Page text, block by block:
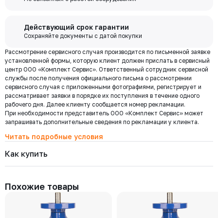
55 516 ₽
100-350-10
Давление номинальное
РУ 10
Диаметр номинальный
ДУ 350
Наличие
Нет
Цена с НДС
241 771 ₽ Под заказ
100-150-10
Давление номинальное
РУ 10
Диаметр номинальный
ДУ 150
Наличие
33 029 ₽
Обмен документами через Диадок это обмен и подписание
любых документов без дублирования на бумаге. Приглашаем Вас
приступить к работе по обмену документами в электронном
виде.
Подробнее
Бесплатная
доставка по
Москве и
области при
заказе от 30
000 ₽
Региональная доставка
Мы стремимся сократить издержки по доставке заказов для наших
клиентов!
Москве. Условия доставки до терминалов ТК в других городах
терминала ТК оплачиваются отдельно.
Самовывоз
Осуществляется с 8:00 до 17:30 после полной оплаты заказа и по
Действующий срок гарантии
Сохраняйте документы с датой покупки
Рассмотрение сервисного случая производится по письменной заявке
установленной формы, которую клиент должен прислать в сервисный
центр ООО «Комплект Сервис». Ответственный сотрудник сервисной
службы после получения официального письма о рассмотрении
сервисного случая с приложенными фотографиями, регистрирует и
рассматривает заявки в порядке их поступления в течение одного
рабочего дня. Далее клиенту сообщается номер рекламации.
При необходимости представитель ООО «Комплект Сервис» может
запрашивать дополнительные сведения по рекламации у клиента.
Читать подробные условия
Как купить
Похожие товары